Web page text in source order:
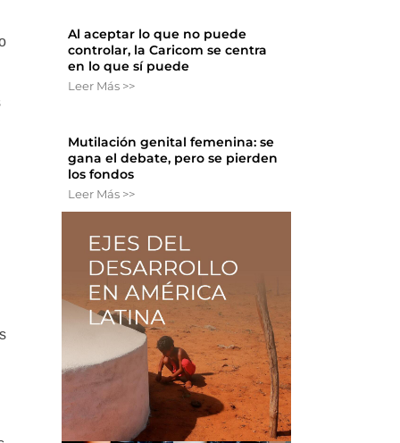
Al aceptar lo que no puede
controlar, la Caricom se centra
en lo que sí puede
Leer Más >>
Mutilación genital femenina: se
gana el debate, pero se pierden
los fondos
Leer Más >>